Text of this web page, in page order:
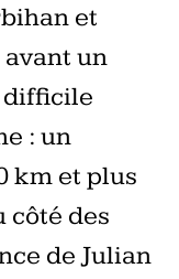
et
un
difficile
: un
km et plus
côté des
de Julian